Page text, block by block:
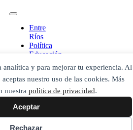
analítica y para mejorar tu experiencia. Al
nuestro uso de las cookies. Más
nuestra política de privacidad.
Aceptar
Rechazar
Entre
Ríos
Política
Educación
Legislaltura
Economía
Judiciales
Salud
El país
América
Latina
Mundo